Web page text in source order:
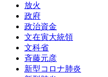
放火
政府
政治資金
文在寅大統領
文科省
斉藤元彦
新型コロナ肺炎